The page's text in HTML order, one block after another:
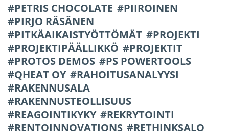
PETRIS CHOCOLATE
PIIROINEN
PIRJO RÄSÄNEN
PITKÄAIKAISTYÖTTÖMÄT
PROJEKTI
PROJEKTIPÄÄLLIKKÖ
PROJEKTIT
PROTOS DEMOS
PS POWERTOOLS
QHEAT OY
RAHOITUSANALYYSI
RAKENNUSALA
RAKENNUSTEOLLISUUS
REAGOINTIKYKY
REKRYTOINTI
RENTOINNOVATIONS
RETHINKSALO